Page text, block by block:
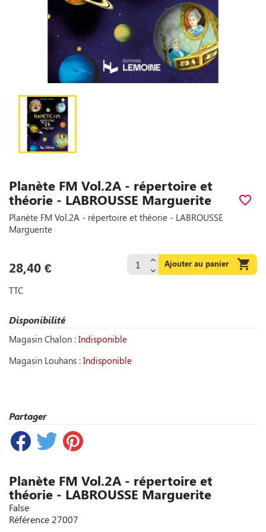
Planète FM Vol.2A - répertoire et
théorie - LABROUSSE Marguerite
favorite_border
Planète FM Vol.2A - répertoire et théorie - LABROUSSE
Marguerite
28,40 € Ajouter au panier 
TTC
Disponibilité
Magasin Chalon : Indisponible
Magasin Louhans : Indisponible
Partager
Planète FM Vol.2A - répertoire et
théorie - LABROUSSE Marguerite
False
Référence 27007